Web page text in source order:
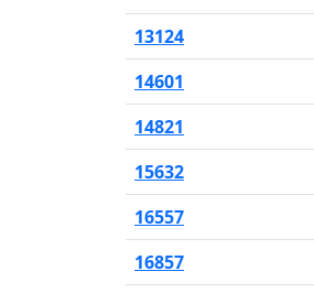
13124
14601
14821
15632
16557
16857